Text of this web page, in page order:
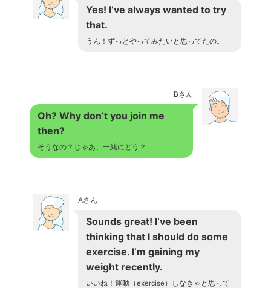
Yes! I’ve always wanted to try
that.
うん！ずっとやってみたいと思ってたの。
Bさん
Oh? Why don’t you join me
then?
そうなの？じゃあ、一緒にどう？
Aさん
Sounds great! I’ve been
thinking that I should do some
exercise. I’m gaining my
weight recently.
いいね！運動（exercise）しなきゃと思って